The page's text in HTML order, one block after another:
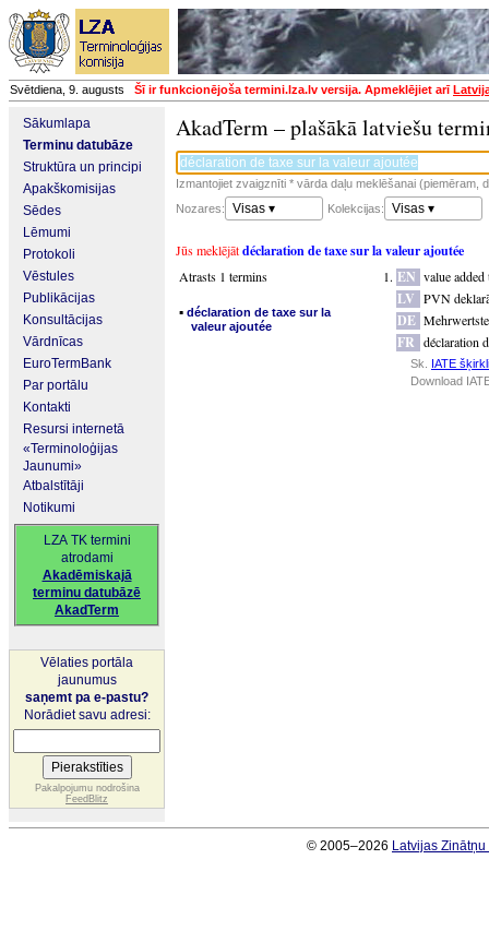
Svētdiena, 9. augusts Šī ir funkcionējoša termini.lza.lv versija. Apmeklējiet arī
Sākumlapa
Terminu datubāze
Struktūra un principi
Apakškomisijas
Sēdes
Lēmumi
Protokoli
Vēstules
Publikācijas
Konsultācijas
Vārdnīcas
EuroTermBank
Par portālu
Kontakti
Resursi internetā
«Terminoloģijas
Jaunumi»
Atbalstītāji
Notikumi
LZA TK termini
atrodami
Akadēmiskajā
terminu datubāzē
AkadTerm
Vēlaties portāla
jaunumus
saņemt pa e-pastu?
Norādiet savu adresi:
Pakalpojumu nodrošina
FeedBlitz
AkadTerm – plašākā latviešu
Izmantojiet zvaigznīti * vārda daļu meklēšanai (piemēram,
Nozares:
Visas ▾ Kolekcijas: Visas ▾
Jūs meklējātdéclaration de taxe sur la valeur ajoutée
Atrasts 1 termins
▪ déclaration de taxe sur la
valeur ajoutée
EN value
LV PVN
DE
FR déclaration
Sk. IATE šķirkli
Download
© 2005–2026 Latvijas